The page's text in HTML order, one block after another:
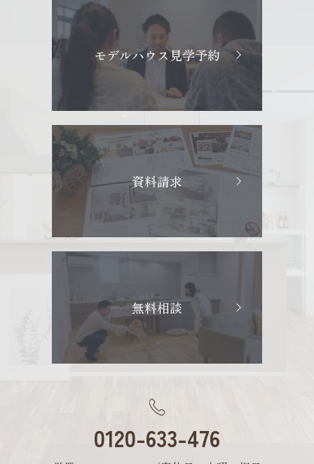
モデルハウス見学予約
資料請求
無料相談
0120-633-476